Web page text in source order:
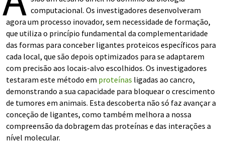
computacional. Os investigadores desenvolveram
agora um processo inovador, sem necessidade de formação,
que utiliza o princípio fundamental da complementaridade
das formas para conceber ligantes proteicos específicos para
cada local, que são depois optimizados para se adaptarem
com precisão aos locais-alvo escolhidos. Os investigadores
testaram este método em proteínas ligadas ao cancro,
demonstrando a sua capacidade para bloquear o crescimento
de tumores em animais. Esta descoberta não só faz avançar a
conceção de ligantes, como também melhora a nossa
compreensão da dobragem das proteínas e das interações a
nível molecular.